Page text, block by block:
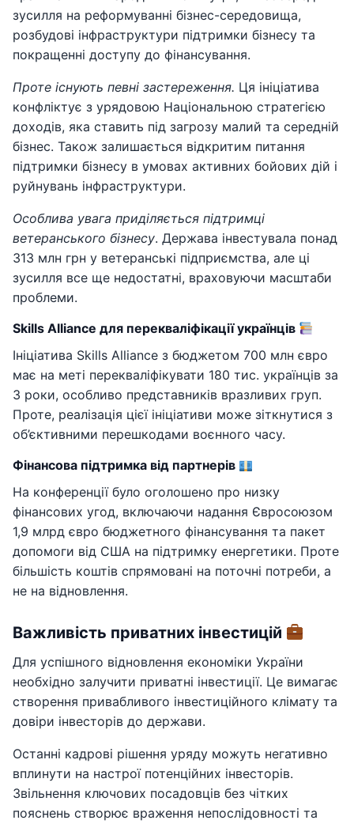
зусилля на реформуванні бізнес-середовища,
розбудові інфраструктури підтримки бізнесу та
покращенні доступу до фінансування.
Проте існують певні застереження. Ця ініціатива
конфліктує з урядовою Національною стратегією
доходів, яка ставить під загрозу малий та середній
бізнес. Також залишається відкритим питання
підтримки бізнесу в умовах активних бойових дій і
руйнувань інфраструктури.
Особлива увага приділяється підтримці
ветеранського бізнесу. Держава інвестувала понад
313 млн грн у ветеранські підприємства, але ці
зусилля все ще недостатні, враховуючи масштаби
проблеми.
Skills Alliance для перекваліфікації українців
Ініціатива Skills Alliance з бюджетом 700 млн євро
має на меті перекваліфікувати 180 тис. українців за
3 роки, особливо представників вразливих груп.
Проте, реалізація цієї ініціативи може зіткнутися з
об’єктивними перешкодами воєнного часу.
Фінансова підтримка від партнерів
На конференції було оголошено про низку
фінансових угод, включаючи надання Євросоюзом
1,9 млрд євро бюджетного фінансування та пакет
допомоги від США на підтримку енергетики. Проте
більшість коштів спрямовані на поточні потреби, а
не на відновлення.
Важливість приватних інвестицій
Для успішного відновлення економіки України
необхідно залучити приватні інвестиції. Це вимагає
створення привабливого інвестиційного клімату та
довіри інвесторів до держави.
Останні кадрові рішення уряду можуть негативно
вплинути на настрої потенційних інвесторів.
Звільнення ключових посадовців без чітких
пояснень створює враження непослідовності та